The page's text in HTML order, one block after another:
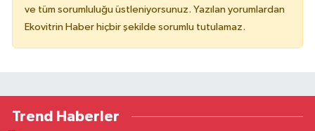
ve tüm sorumluluğu üstleniyorsunuz. Yazılan yorumlardan
Ekovitrin Haber hiçbir şekilde sorumlu tutulamaz.
Trend Haberler